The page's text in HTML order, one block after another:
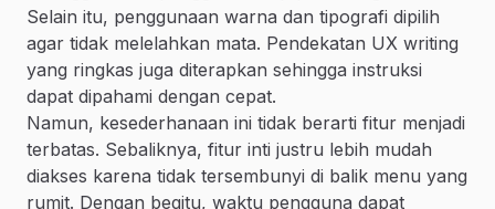
Selain itu, penggunaan warna dan tipografi dipilih
agar tidak melelahkan mata. Pendekatan UX writing
yang ringkas juga diterapkan sehingga instruksi
dapat dipahami dengan cepat.
Namun, kesederhanaan ini tidak berarti fitur menjadi
terbatas. Sebaliknya, fitur inti justru lebih mudah
diakses karena tidak tersembunyi di balik menu yang
rumit. Dengan begitu, waktu pengguna dapat